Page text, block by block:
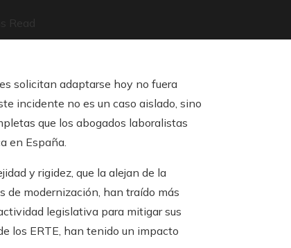
Read
solicitan adaptarse hoy no fuera
incidente no es un caso aislado, sino
que los abogados laboralistas
en España.
y rigidez, que la alejan de la
de modernización, han traído más
legislativa para mitigar sus
los ERTE, han tenido un impacto